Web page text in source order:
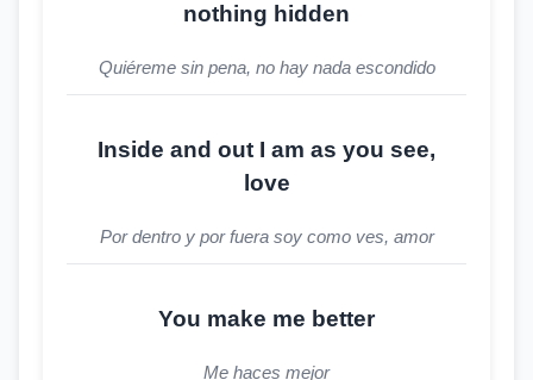
nothing hidden
Quiéreme sin pena, no hay nada escondido
Inside and out I am as you see,
love
Por dentro y por fuera soy como ves, amor
You make me better
Me haces mejor